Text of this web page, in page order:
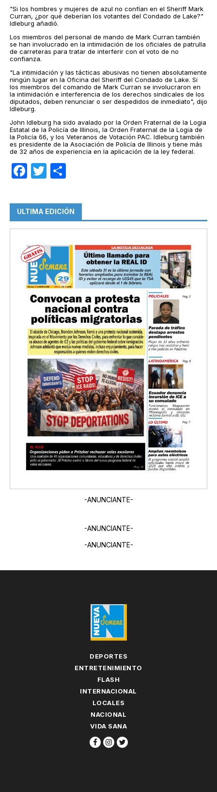
"Si los hombres y mujeres de azul no confían en el Sheriff Mark
Curran, ¿por qué deberían los votantes del Condado de Lake?"
Idleburg añadió.
Los miembros del personal de mando de Mark Curran también
se han involucrado en la intimidación de los oficiales de patrulla
de carreteras para tratar de interferir con el voto de no
confianza.
"La intimidación y las tácticas abusivas no tienen absolutamente
ningún lugar en la Oficina del Sheriff del Condado de Lake. Si
los miembros del comando de Mark Curran se involucraron en
la intimidación e interferencia de los derechos sindicales de los
diputados, deben renunciar o ser despedidos de inmediato", dijo
Idleburg.
John Idleburg ha sido avalado por la Orden Fraternal de la Logia
Estatal de la Policía de Illinois, la Orden Fraternal de la Logia de
la Policía 66, y los Veteranos de Votación PAC. Idleburg también
es presidente de la Asociación de Policía de Illinois y tiene más
de 32 años de experiencia en la aplicación de la ley federal.
Facebook
Twitter
ULTIMA EDICIÓN
-ANUNCIANTE-
-ANUNCIANTE-
-ANUNCIANTE-
DEPORTES
ENTRETENIMIENTO
FLASH
INTERNACIONAL
LOCALES
NACIONAL
VIDA SANA